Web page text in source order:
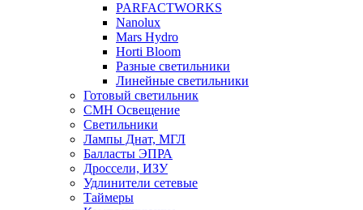
PARFACTWORKS
Nanolux
Mars Hydro
Horti Bloom
Разные светильники
Линейные светильники
Готовый светильник
CMH Освещение
Светильники
Лампы Днат, МГЛ
Балласты ЭПРА
Дроссели, ИЗУ
Удлинители сетевые
Таймеры